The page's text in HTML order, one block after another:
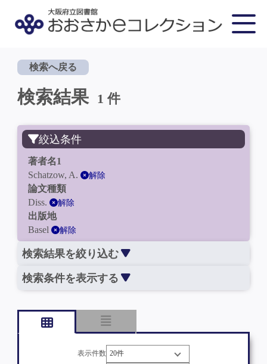
検索へ戻る
検索結果 1 件
絞込条件
著者名1
Schatzow, A.
解除
論文種類
Diss.
解除
出版地
Basel
解除
検索結果を絞り込む
検索条件を表示する
表示件数